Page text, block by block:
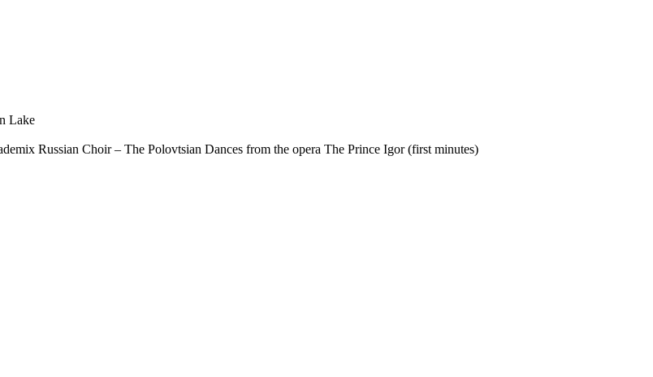
Lake
Russian Choir – The Polovtsian Dances from the opera The Prince Igor (first minutes)